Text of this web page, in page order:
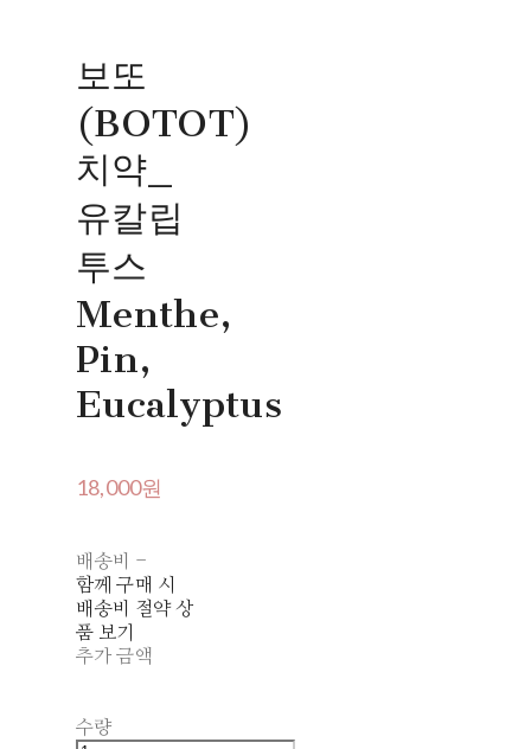
보또
(BOTOT)
치약_
유칼립
투스
Menthe,
Pin,
Eucalyptus
18,000원
배송비 -
함께 구매 시
배송비 절약 상
품 보기
추가 금액
수량